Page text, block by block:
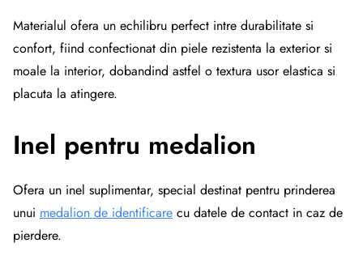
Materialul ofera un echilibru perfect intre durabilitate si
confort, fiind confectionat din piele rezistenta la exterior si
moale la interior, dobandind astfel o textura usor elastica si
placuta la atingere.
Inel pentru medalion
Ofera un inel suplimentar, special destinat pentru prinderea
unui medalion de identificare cu datele de contact in caz de
pierdere.